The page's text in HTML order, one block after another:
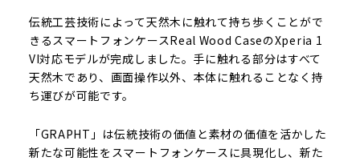
伝統工芸技術によって天然木に触れて持ち歩くことがで
きるスマートフォンケースReal Wood CaseのXperia 1
VI対応モデルが完成しました。手に触れる部分はすべて
天然木であり、画面操作以外、本体に触れることなく持
ち運びが可能です。
「GRAPHT」は伝統技術の価値と素材の価値を活かした
新たな可能性をスマートフォンケースに具現化し、新た